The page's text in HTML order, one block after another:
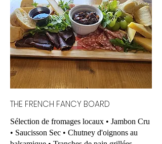
THE FRENCH FANCY BOARD
Sélection de fromages locaux • Jambon Cru
• Saucisson Sec • Chutney d'oignons au